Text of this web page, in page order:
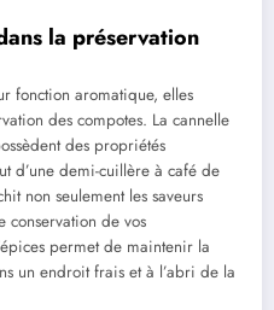
la préservation
fonction aromatique, elles
des compotes. La cannelle
des propriétés
d’une demi-cuillère à café de
non seulement les saveurs
conservation de vos
permet de maintenir la
un endroit frais et à l’abri de la